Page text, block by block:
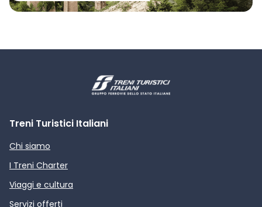
Treni Turistici Italiani
Chi siamo
I Treni Charter
Viaggi e cultura
Servizi offerti